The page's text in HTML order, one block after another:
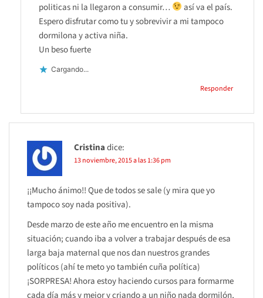
politicas ni la llegaron a consumir…
así va el país.
Espero disfrutar como tu y sobrevivir a mi tampoco
dormilona y activa niña.
Un beso fuerte
Cargando...
Responder
Cristinadice:
13 noviembre, 2015 a las 1:36 pm
¡¡Mucho ánimo!! Que de todos se sale (y mira que yo
tampoco soy nada positiva).
Desde marzo de este año me encuentro en la misma
situación; cuando iba a volver a trabajar después de esa
larga baja maternal que nos dan nuestros grandes
políticos (ahí te meto yo también cuña política)
¡SORPRESA! Ahora estoy haciendo cursos para formarme
cada día más y mejor y criando a un niño nada dormilón,